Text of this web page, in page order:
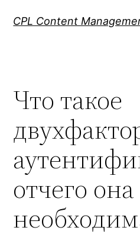
CPL Content
Что такое
отчего она